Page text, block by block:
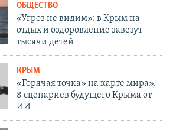
ОБЩЕСТВО
«Угроз не видим»: в Крым на
отдых и оздоровление завезут
тысячи детей
КРЫМ
«Горячая точка» на карте мира».
8 сценариев будущего Крыма от
ИИ